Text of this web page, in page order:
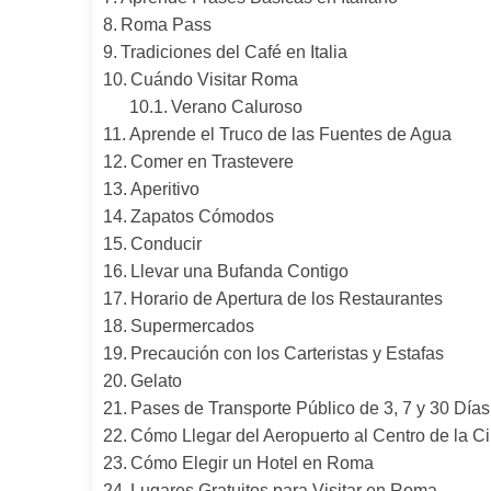
Roma Pass
Tradiciones del Café en Italia
Cuándo Visitar Roma
Verano Caluroso
Aprende el Truco de las Fuentes de Agua
Comer en Trastevere
Aperitivo
Zapatos Cómodos
Conducir
Llevar una Bufanda Contigo
Horario de Apertura de los Restaurantes
Supermercados
Precaución con los Carteristas y Estafas
Gelato
Pases de Transporte Público de 3, 7 y 30 Días
Cómo Llegar del Aeropuerto al Centro de la
Cómo Elegir un Hotel en Roma